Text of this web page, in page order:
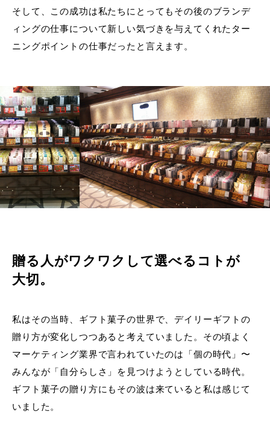
そして、この成功は私たちにとってもその後のブランデ
ィングの仕事について新しい気づきを与えてくれたター
ニングポイントの仕事だったと言えます。
贈る人がワクワクして選べるコトが
大切。
私はその当時、ギフト菓子の世界で、デイリーギフトの
贈り方が変化しつつあると考えていました。その頃よく
マーケティング業界で言われていたのは「個の時代」〜
みんなが「自分らしさ」を見つけようとしている時代。
ギフト菓子の贈り方にもその波は来ていると私は感じて
いました。